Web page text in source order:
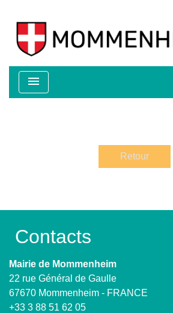
menu
Retour
Contacts
Mairie de Mommenheim
22 rue Général de Gaulle
67670 Mommenheim - FRANCE
+33 3 88 51 62 05